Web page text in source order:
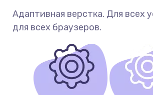
Адаптивная верстка. Для всех
для всех браузеров.